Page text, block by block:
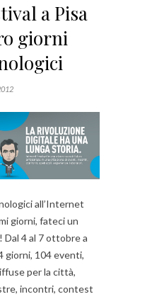
a Pisa
giorni
all’Internet
giorni, fateci un
4 al 7 ottobre a
giorni, 104 eventi,
per la città,
incontri, contest